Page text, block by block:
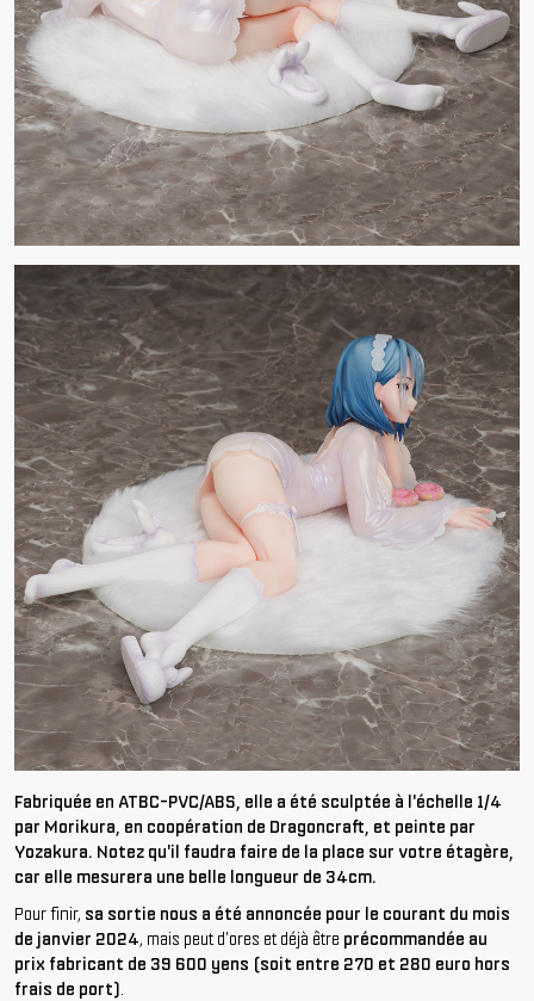
Fabriquée en ATBC-PVC/ABS, elle a été sculptée à l'échelle 1/4
par Morikura, en coopération de Dragoncraft, et peinte par
Yozakura. Notez qu'il faudra faire de la place sur votre étagère,
car elle mesurera une belle longueur de 34cm.
Pour finir, sa sortie nous a été annoncée pour le courant du mois
de janvier 2024, mais peut d'ores et déjà être précommandée au
prix fabricant de 39 600 yens (soit entre 270 et 280 euro hors
frais de port).